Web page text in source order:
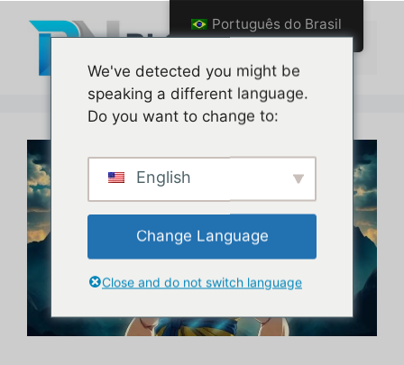
conteúdo
Menu
Português do Brasil
We've detected you might be
speaking a different language.
Do you want to change to:
English
Change Language
Close and do not switch language